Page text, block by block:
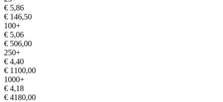
€ 5,86
€ 146,50
100+
€ 5,06
€ 506,00
250+
€ 4,40
€ 1100,00
1000+
€ 4,18
€ 4180,00